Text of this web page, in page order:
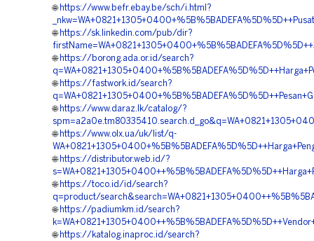
🌐 https://www.befr.ebay.be/sch/i.html?
🌐 https://sk.linkedin.com/pub/dir?
🌐 https://borong.ada.or.id/search?
🌐 https://fastwork.id/search?
🌐 https://www.daraz.lk/catalog/?
🌐 https://www.olx.ua/uk/list/q-
🌐 https://distributor.web.id/?
🌐 https://toco.id/id/search?
q=product/
🌐 https://padiumkm.id/search?
🌐 https://katalog.inaproc.id/search?